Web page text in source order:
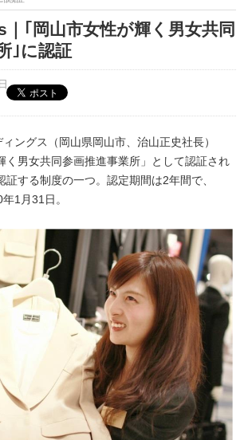
｢岡山市女性が輝く男女共同
｣に認証
ングス（岡山県岡山市、治山正史社長）
く男女共同参画推進事業所」として認証され
証する制度の一つ。認定期間は2年間で、
1月31日。